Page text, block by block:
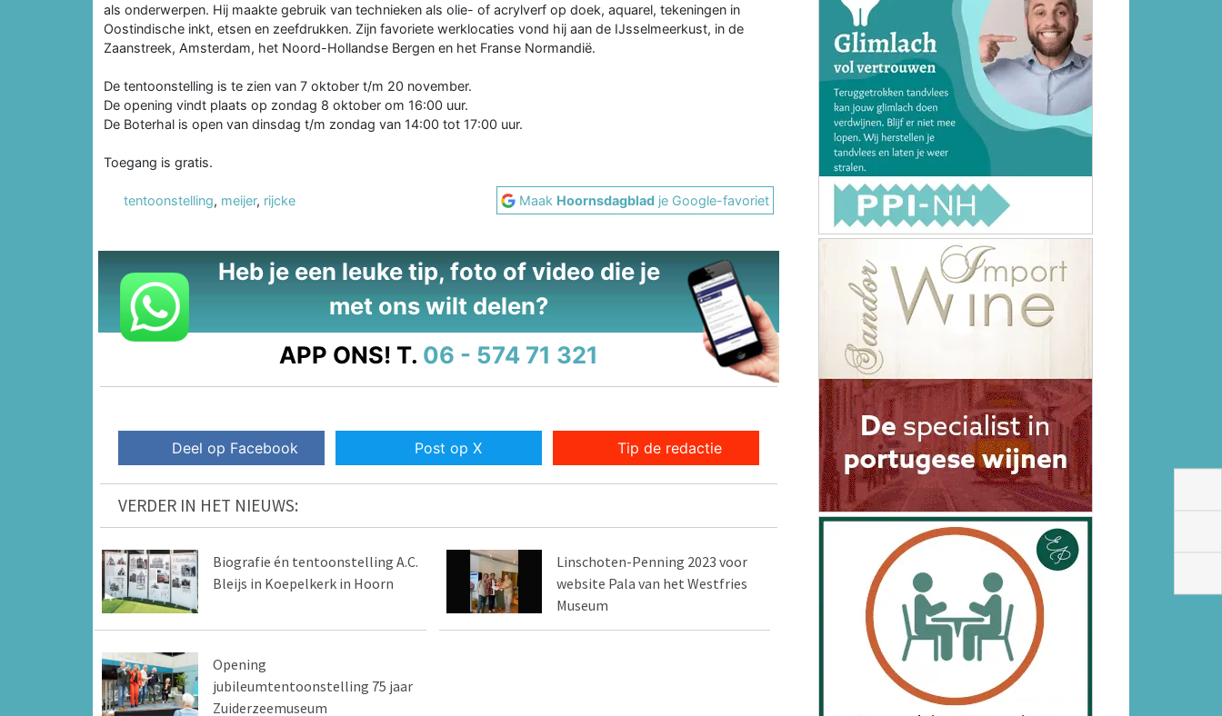
als onderwerpen. Hij maakte gebruik van technieken als olie- of acrylverf op doek, aquarel, tekeningen in
Oostindische inkt, etsen en zeefdrukken. Zijn favoriete werklocaties vond hij aan de IJsselmeerkust, in de
Zaanstreek, Amsterdam, het Noord-Hollandse Bergen en het Franse Normandië.
De tentoonstelling is te zien van 7 oktober t/m 20 november.
De opening vindt plaats op zondag 8 oktober om 16:00 uur.
De Boterhal is open van dinsdag t/m zondag van 14:00 tot 17:00 uur.
Toegang is gratis.
tentoonstelling, meijer, rijcke Maak Hoornsdagblad je Google-favoriet
Heb je een leuke tip, foto of video die je
met ons wilt delen?
APP ONS! T. 06 - 574 71 321
Deel op Facebook Post op X Tip de redactie
VERDER IN HET NIEUWS:
Biografie én tentoonstelling A.C.
Bleijs in Koepelkerk in Hoorn
Linschoten-Penning 2023 voor
website Pala van het Westfries
Museum
Opening
jubileumtentoonstelling 75 jaar
Zuiderzeemuseum